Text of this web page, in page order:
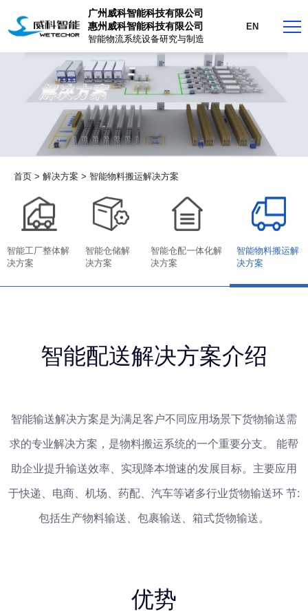
广州威科智能科技有限公司
惠州威科智能科技有限公司
智能物流系统设备研究与制造
EN
首页 > 解决方案 > 智能物料搬运解决方案
智能工厂整体解
决方案
智能仓储解
决方案
智能仓配一体化解
决方案
智能物料搬运解
决方案
智能配送解决方案介绍
智能输送解决方案是为满足客户不同应用场景下货物输送需
求的专业解决方案，是物料搬运系统的一个重要分支。 能帮
助企业提升输送效率、实现降本增速的发展目标。主要应用
于快递、电商、机场、药配、汽车等诸多行业货物输送环 节:
包括生产物料输送、包裹输送、箱式货物输送。
优势